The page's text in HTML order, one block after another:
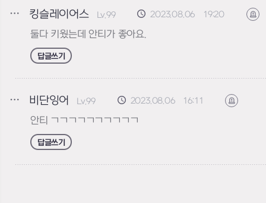
킹슬레이어스 Lv.99 2023.08.06 19:20
둘다 키웠는데 안티가 좋아요.
답글쓰기
비단잉어 Lv.99 2023.08.06 16:11 신고하기
안티 ㄱㄱㄱㄱㄱㄱㄱㄱㄱㄱ
답글쓰기